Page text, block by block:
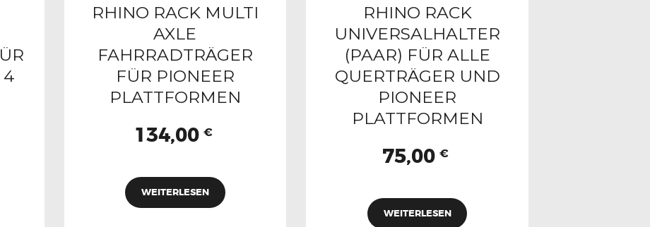
4
RHINO RACK MULTI
AXLE
FAHRRADTRÄGER
FÜR PIONEER
PLATTFORMEN
134,00 €
WEITERLESEN
RHINO RACK
UNIVERSALHALTER
(PAAR) FÜR ALLE
QUERTRÄGER UND
PIONEER
PLATTFORMEN
75,00€
WEITERLESEN